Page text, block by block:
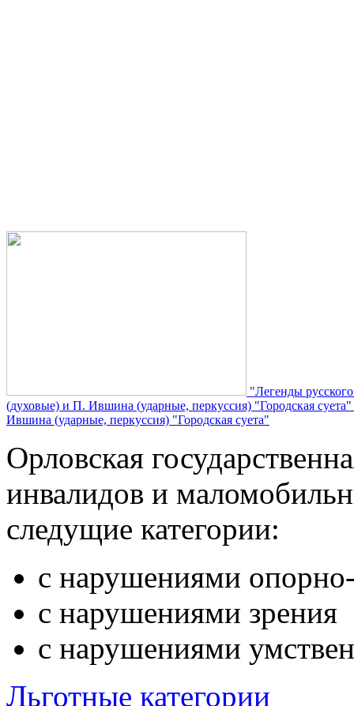
"Легенды
(духовые) и П. Ившина (ударные, перкуссия) "Городская суета"
Ившина (ударные, перкуссия) "Городская суета"
Орловская
инвалидов и
следущие категории:
с нарушениями опорно-
с нарушениями зрения
с нарушениями
Льготные категории